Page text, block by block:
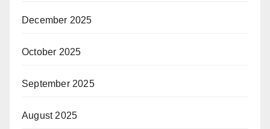
December 2025
October 2025
September 2025
August 2025